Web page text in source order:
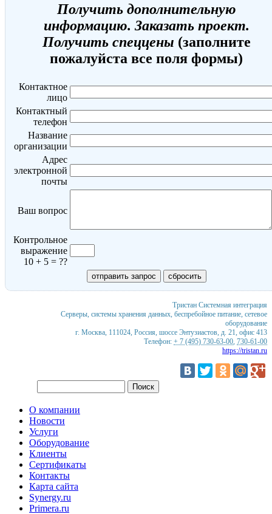
Получить дополнительную
информацию. Заказать проект.
Получить спеццены (заполните
пожалуйста все поля формы)
Контактное
лицо
Контактный
телефон
Название
организации
Адрес
электронной
почты
Ваш вопрос
Контрольное
выражение
10 + 5 = ??
Тристан Системная интеграция
Серверы, системы хранения данных, беспребойное питание, сетевое
оборудование
г. Москва, 111024, Россия, шоссе Энтузиастов, д. 21, офис 413
Телефон: + 7 (495) 730-63-00, 730-61-00
https://tristan.ru
О компании
Новости
Услуги
Оборудование
Клиенты
Сертификаты
Контакты
Карта сайта
Synergy.ru
Primera.ru